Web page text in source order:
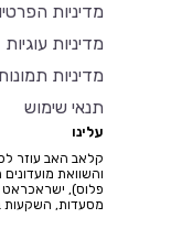
מדיניות
מדיניות עוגיות
מדיניות
תנאי שימוש
עלינו
קלאב האב עוזר
והשוואת
פלוס), ישראכראט
מסעדות, השקעות